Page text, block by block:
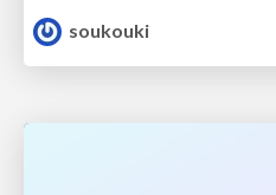
soukouki